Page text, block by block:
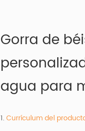
Gorra de
agua para
1.Currículum del